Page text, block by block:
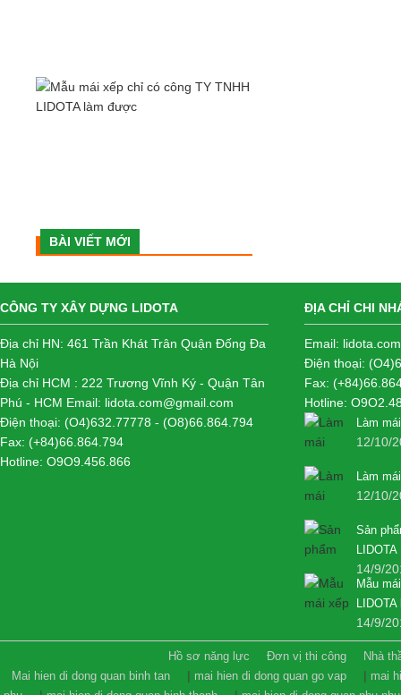
BÀI VIẾT MỚI
CÔNG TY XÂY DỰNG LIDOTA
Địa chỉ HN: 461 Trần Khát Trân Quận Đống Đa
Hà Nội
Địa chỉ HCM : 222 Trương Vĩnh Ký - Quận Tân
Phú - HCM Email: lidota.com@gmail.com
Điện thoại: (O4)632.77778 - (O8)66.864.794
Fax: (+84)66.864.794
Hotline: O9O9.456.866
ĐỊA CHỈ CHI
Email:
Điện thoại:
Fax:
Hotline:
Làm
12/10/
Làm
12/10/
Sản
LIDOTA
14/9/
Mẫu
14/9/
Hồ sơ năng lực Đơn vị thi công
Nhà
Mai hien di dong quan binh tan
| mai hien di dong quan go vap | mai